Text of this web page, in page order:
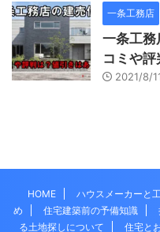
一条工務店
一条工務
コミや
2021/8/
HOME ハウスメーカーと
め
住宅建築前の予備知識
る土地探しについて
住宅と